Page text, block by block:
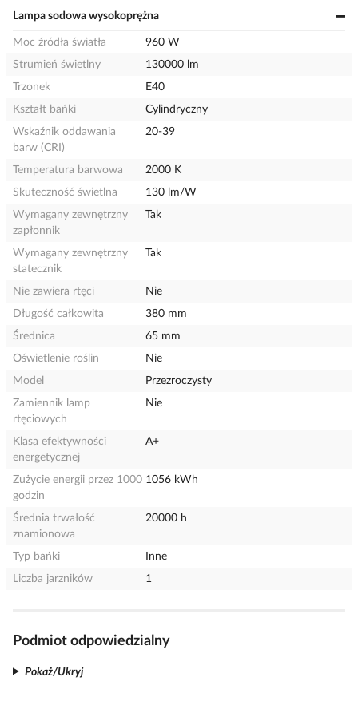
Lampa sodowa wysokoprężna
Moc źródła światła
960 W
Strumień świetlny
130000 lm
Trzonek
E40
Kształt bańki
Cylindryczny
Wskaźnik oddawania
barw (CRI)
20-39
Temperatura barwowa
2000 K
Skuteczność świetlna
130 lm/W
Wymagany zewnętrzny
zapłonnik
Tak
Wymagany zewnętrzny
statecznik
Tak
Nie zawiera rtęci
Nie
Długość całkowita
380 mm
Średnica
65 mm
Oświetlenie roślin
Nie
Model
Przezroczysty
Zamiennik lamp
rtęciowych
Nie
Klasa efektywności
energetycznej
A+
Zużycie energii przez 1000
godzin
1056 kWh
Średnia trwałość
znamionowa
20000 h
Typ bańki
Inne
Liczba jarzników
1
Podmiot odpowiedzialny
Pokaż/Ukryj